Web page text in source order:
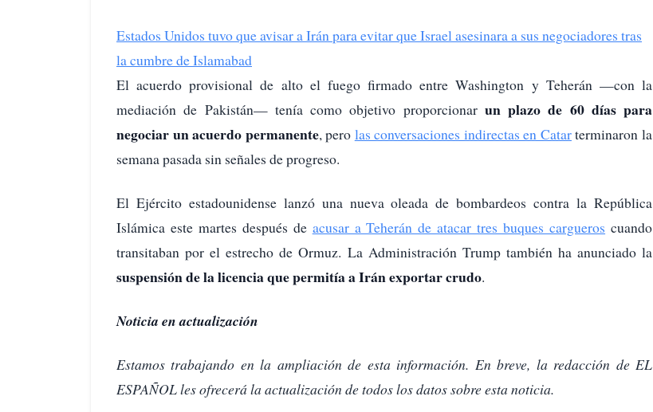
Estados Unidos tuvo que avisar a Irán para evitar que Israel asesinara a sus negociadores tras
la cumbre de Islamabad
El acuerdo provisional de alto el fuego firmado entre Washington y Teherán —con la
mediación de Pakistán— tenía como objetivo proporcionar un plazo de 60 días para
negociar un acuerdo permanente, pero las conversaciones indirectas en Catarterminaron la
semana pasada sin señales de progreso.
El Ejército estadounidense lanzó una nueva oleada de bombardeos contra la República
Islámica este martes después de acusar a Teherán de atacar tres buques cargueros cuando
transitaban por el estrecho de Ormuz. La Administración Trump también ha anunciado la
suspensión de la licencia que permitía a Irán exportar crudo.
Noticia en actualización
Estamos trabajando en la ampliación de esta información. En breve, la redacción de EL
ESPAÑOL les ofrecerá la actualización de todos los datos sobre esta noticia.